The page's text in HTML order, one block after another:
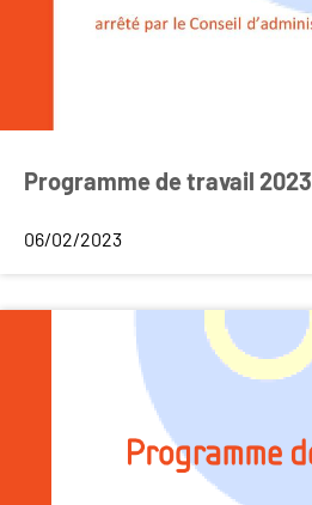
Programme de travail 2023
06/02/2023